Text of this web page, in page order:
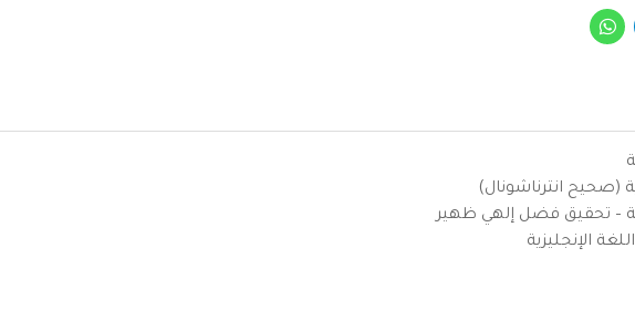
(صحيح انترناشونال)
– تحقيق فضل إلهي ظهير
الإنجليزية